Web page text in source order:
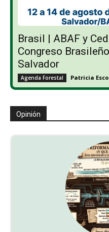
Brasil | ABAF y
Congreso
Salvador
Agenda Forestal Patricia
Opinión